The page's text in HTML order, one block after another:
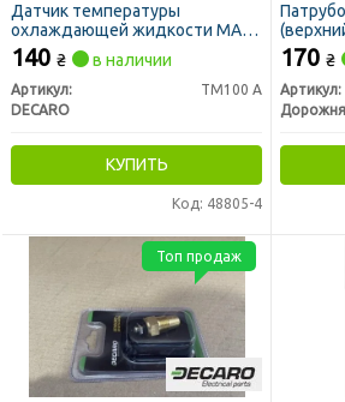
Датчик температуры
охлаждающей жидкости МАЗ,
ГАЗ (под клемму) (DECARO)
140 ₴ в наличии
Артикул:
ТМ100 А
DECARO
КУПИТЬ
Код: 48805-4
(ДК)
170 ₴
Артикул:
Топ продаж